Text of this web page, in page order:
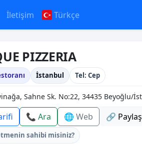
İletişim Türkçe
PIZZERIA
İstanbul Tel: Cep
Sahne Sk. No:22, 34435 Beyoğlu/
📞 Ara 🌐 Web 🔗 Paylaş
sahibi misiniz?